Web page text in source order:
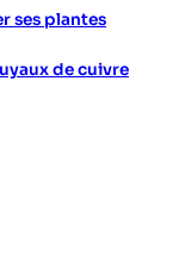
ses plantes
de cuivre